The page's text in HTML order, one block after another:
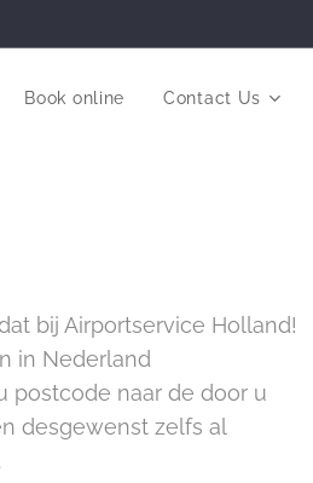
Book online Contact Us
bij Airportservice Holland!
in Nederland
postcode naar de door u
desgewenst zelfs al